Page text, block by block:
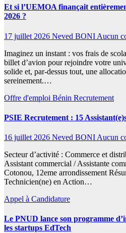
Et si l’UEMOA finançait
2026 ?
17 juillet 2026 Neved BONI Aucun
Imaginez un instant : vos frais de
billet d’avion pour rejoindre votre
solide et, par-dessus tout, une
sereinement.…
Offre d'emploi Bénin Recrutement
PSIE Recrutement : 15
16 juillet 2026 Neved BONI Aucun
Secteur d’activité : Commerce et
Assistant commercial / Assistante
Cotonou, 12eme arrondissement
Technicien(ne) en Action…
Appel à Candidature
Le PNUD lance son programme
les startups EdTech